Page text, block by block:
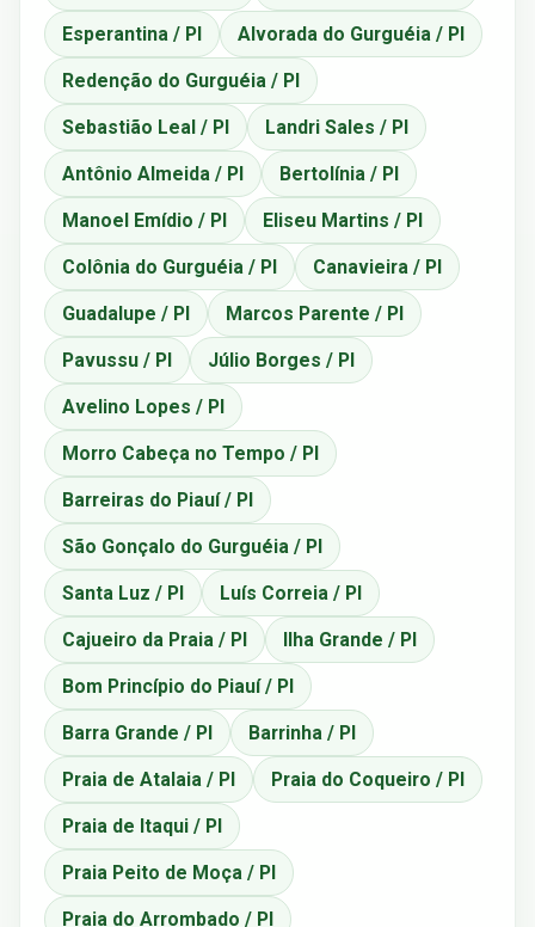
Esperantina / PI Alvorada do Gurguéia / PI
Redenção do Gurguéia / PI
Sebastião Leal / PI Landri Sales / PI
Antônio Almeida / PI Bertolínia / PI
Manoel Emídio / PI Eliseu Martins / PI
Colônia do Gurguéia / PI Canavieira / PI
Guadalupe / PI Marcos Parente / PI
Pavussu / PI Júlio Borges / PI
Avelino Lopes / PI
Morro Cabeça no Tempo / PI
Barreiras do Piauí / PI
São Gonçalo do Gurguéia / PI
Santa Luz / PI Luís Correia / PI
Cajueiro da Praia / PI Ilha Grande / PI
Bom Princípio do Piauí / PI
Barra Grande / PI Barrinha / PI
Praia de Atalaia / PI Praia do Coqueiro / PI
Praia de Itaqui / PI
Praia Peito de Moça / PI
Praia do Arrombado / PI